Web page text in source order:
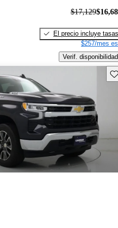
$17,129
El precio incluye tasas
$257/mes
Verif. disponibilidad